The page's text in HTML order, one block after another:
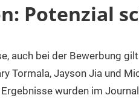
Potenzial
auch bei der Bewerbung
Tormala, Jayson Jia und
wurden im